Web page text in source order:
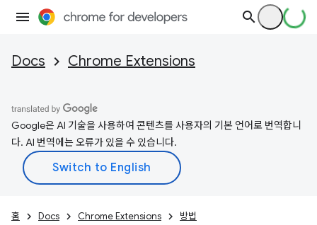
Docs Chrome Extensions
Google은 AI 기술을 사용하여 콘텐츠를 사용자의 기본 언어로 번역합니
다. AI 번역에는 오류가 있을 수 있습니다.
홈 Docs Chrome Extensions 방법